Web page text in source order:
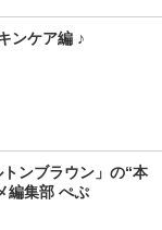
ンケア編 ♪
ンブラウン」の“本
編集部 ぺぷ